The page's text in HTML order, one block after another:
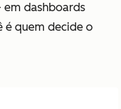
dashboards
é quem decide o